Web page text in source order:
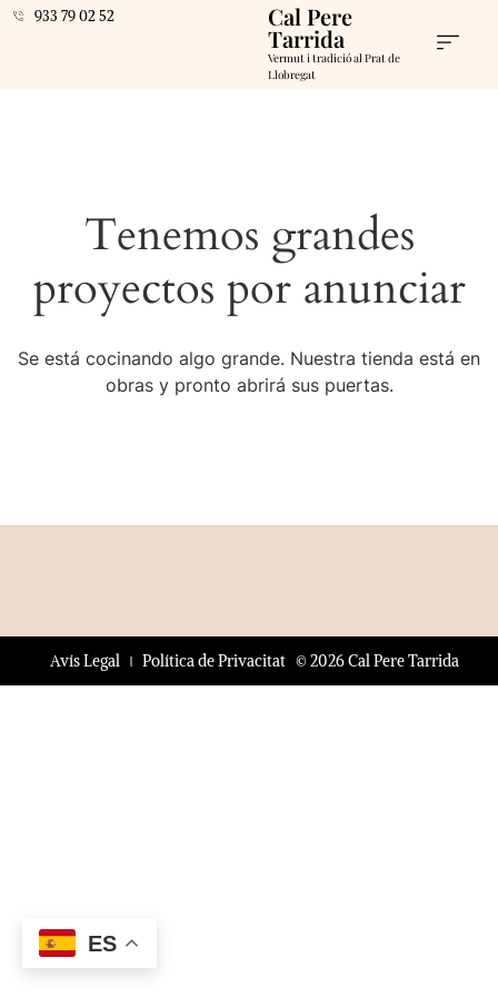
933 79 02 52 Cal Pere
Tarrida
Vermut i tradició al Prat de
Llobregat
Tenemos grandes
proyectos por anunciar
Se está cocinando algo grande. Nuestra tienda está en
obras y pronto abrirá sus puertas.
© 2026 Cal Pere Tarrida
Avís Legal Política de Privacitat
ES